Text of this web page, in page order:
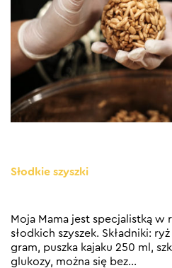
Słodkie szyszki
Moja Mama jest specjalistką w
słodkich szyszek. Składniki:
gram, puszka kajaku 250 ml,
glukozy, można się bez…